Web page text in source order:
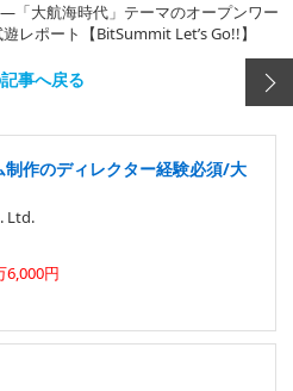
「大航海時代」テーマのオープンワー
レポート【BitSummit Let’s Go!!】
記事へ戻る
作のディレクター経験必須/大
Ltd.
6,000円